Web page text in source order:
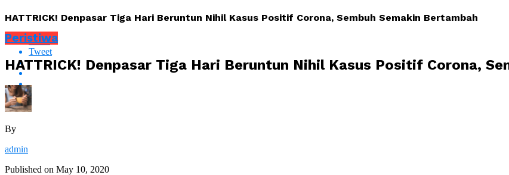
HATTRICK! Denpasar Tiga Hari Beruntun Nihil Kasus Positif Corona, Sembuh Semakin Bertambah
Share
Tweet
Peristiwa
HATTRICK! Denpasar Tiga Hari Beruntun Nihil Kasus Positif Corona,
By
admin
Published on May 10, 2020